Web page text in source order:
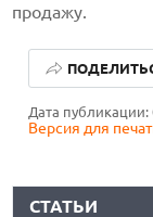
продажу.
Дата публикации:
Версия для
СТАТЬИ
ОБЗОР ПЫЛЕСОСА
ОБЗОР МОНИТОРА